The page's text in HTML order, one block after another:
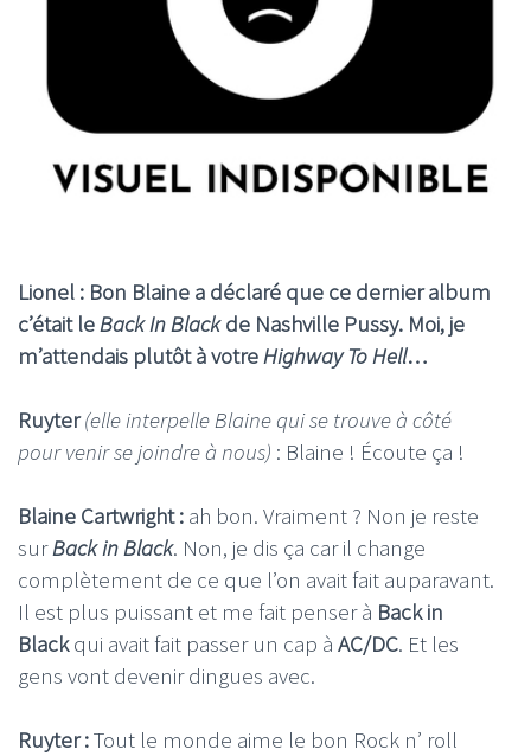
Lionel : Bon Blaine a déclaré que ce dernier album
c’était leBack In Blackde Nashville Pussy. Moi, je
m’attendais plutôt à votreHighway To Hell…
Ruyter(elle interpelle Blaine qui se trouve à côté
pour venir se joindre à nous) : Blaine ! Écoute ça !
Blaine Cartwright : ah bon. Vraiment ? Non je reste
surBack in Black. Non, je dis ça car il change
complètement de ce que l’on avait fait auparavant.
Il est plus puissant et me fait penser à Back in
Blackqui avait fait passer un cap à AC/DC. Et les
gens vont devenir dingues avec.
Ruyter :Tout le monde aime le bon Rock n’ roll